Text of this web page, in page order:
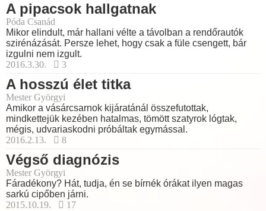
A pipacsok hallgatnak
Póda Csanád
Mikor elindult, már hallani vélte a távolban a rendőrautók
szirénázását. Persze lehet, hogy csak a füle csengett, bár
izgulni nem izgult.
2016.3.30.
3
A hosszú élet titka
Mester Györgyi
Amikor a vásárcsarnok kijáratánál összefutottak,
mindkettejük kezében hatalmas, tömött szatyrok lógtak,
mégis, udvariaskodni próbáltak egymással.
2016.2.13.
8
Végső diagnózis
Mester Györgyi
Fáradékony? Hát, tudja, én se bírnék órákat ilyen magas
sarkú cipőben járni.
2015.10.19.
17